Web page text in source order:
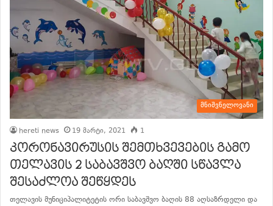
მნიშვნელოვანი
hereti news 19 მარტი, 2021 1
კორონავირუსის შემთხვევების გამო
თელავის 2 საბავშვო ბაღში სწავლა
შესაძლოა შეწყდეს
თელავის მუნიციპალიტეტის ორი საბავშვო ბაღის 88 აღსაზრდელი და